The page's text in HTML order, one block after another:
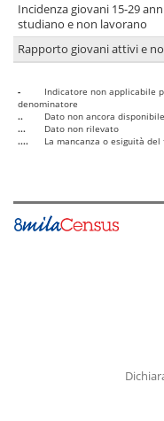
Incidenza giovani 15-29
studiano e non lavorano
Rapporto giovani attivi e
-
Indicatore non applicabile
denominatore
..
Dato non ancora disponibile
...
Dato non rilevato
....
La mancanza o esiguità